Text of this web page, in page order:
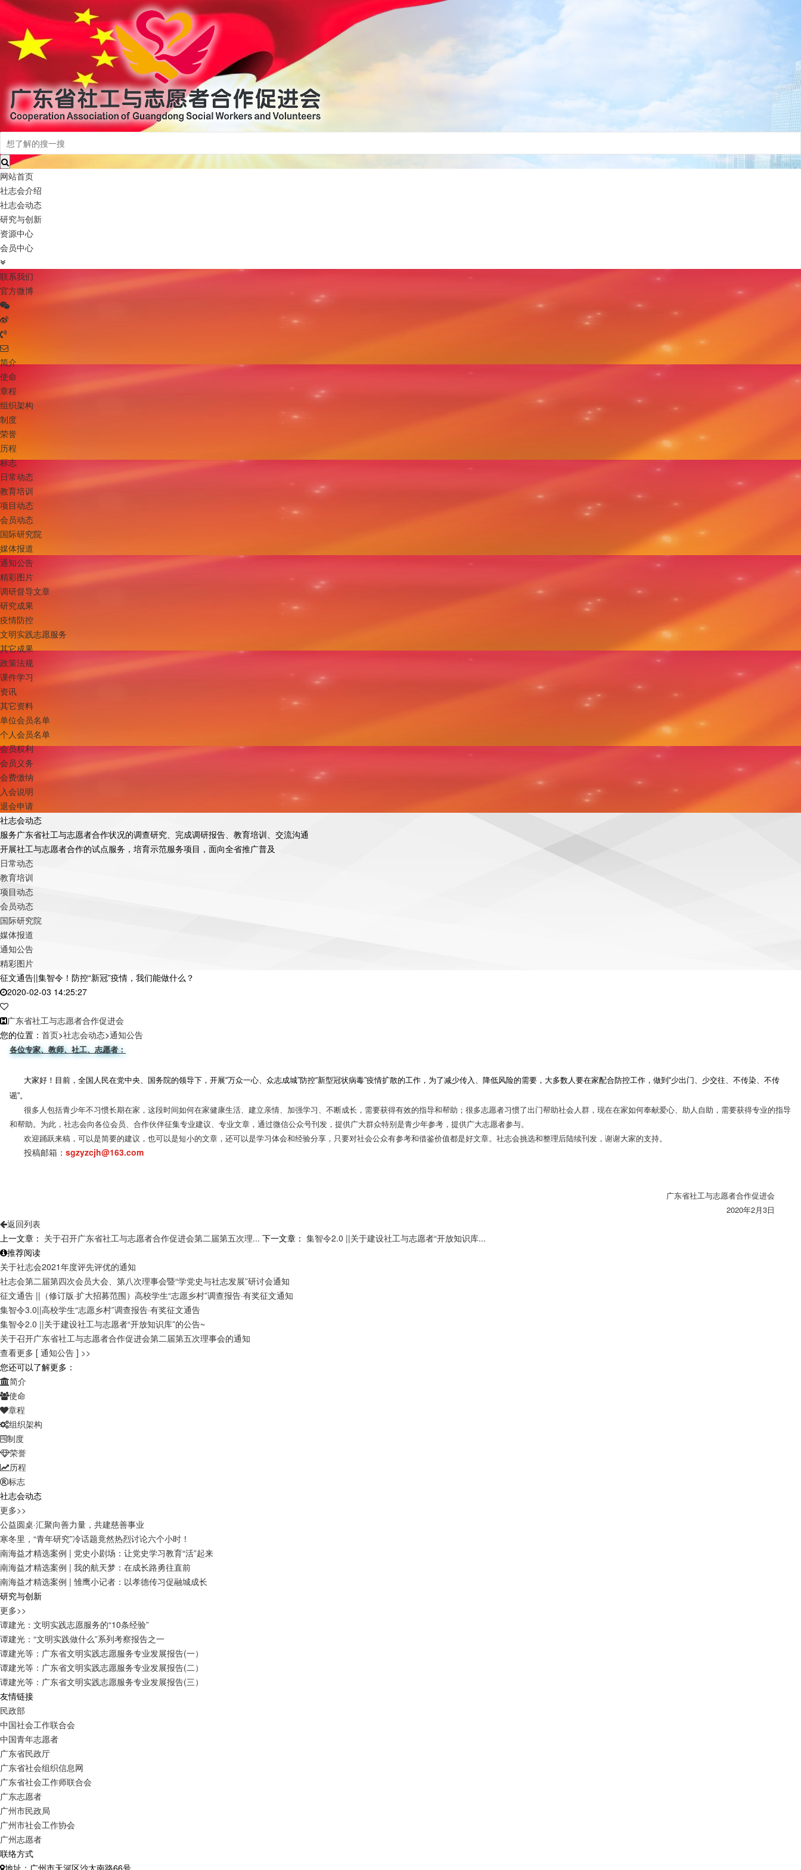
网站首页
社志会介绍
社志会动态
研究与创新
资源中心
会员中心
联系我们
官方微博
简介
使命
章程
组织架构
制度
荣誉
历程
标志
日常动态
教育培训
项目动态
会员动态
国际研究院
媒体报道
通知公告
精彩图片
调研督导文章
研究成果
疫情防控
文明实践志愿服务
其它成果
政策法规
课件学习
资讯
其它资料
单位会员名单
个人会员名单
会员权利
会员义务
会费缴纳
入会说明
退会申请
社志会动态
服务广东省社工与志愿者合作状况的调查研究、完成调研报告、教育培训、交流沟通
开展社工与志愿者合作的试点服务，培育示范服务项目，面向全省推广普及
日常动态
教育培训
项目动态
会员动态
国际研究院
媒体报道
通知公告
精彩图片
征文通告||集智令！防控“新冠”疫情，我们能做什么？
2020-02-03 14:25:27
广东省社工与志愿者合作促进会
您的位置： 首页>社志会动态>通知公告
各位专家、教师、社工、志愿者：
大家好！ 目前，全国人民在党中央、国务院的领导下，开展“万众一心、众志成城”防控“新型冠状病毒”疫情扩散的工作，为了减少传入、降低风险的需要，大多数人要在家配合防控工作，做到“少出门、少交往、不传染、不传
谣”。
很多人包括青少年不习惯长期在家，这段时间如何在家健康生活、建立亲情、加强学习、不断成长，需要获得有效的指导和帮助； 很多志愿者习惯了出门帮助社会人群，现在在家如何奉献爱心、助人自助，需要获得专业的指导
和帮助。 为此，社志会向各位会员、合作伙伴征集专业建议、专业文章，通过微信公众号刊发，提供广大群众特别是青少年参考，提供广大志愿者参与。
欢迎踊跃来稿，可以是简要的建议，也可以是短小的文章，还可以是学习体会和经验分享，只要对社会公众有参考和借鉴价值都是好文章。 社志会挑选和整理后陆续刊发，谢谢大家的支持。
投稿邮箱： sgzyzcjh@163.com
广东省社工与志愿者合作促进会
2020年2月3日
返回列表
上一文章： 关于召开广东省社工与志愿者合作促进会第二届第五次理... 下一文章： 集智令2.0 ||关于建设社工与志愿者“开放知识库...
推荐阅读
关于社志会2021年度评先评优的通知
社志会第二届第四次会员大会、第八次理事会暨“学党史与社志发展”研讨会通知
征文通告 ||（修订版·扩大招募范围）高校学生“志愿乡村”调查报告·有奖征文通知
集智令3.0||高校学生“志愿乡村”调查报告·有奖征文通告
集智令2.0 ||关于建设社工与志愿者“开放知识库”的公告~
关于召开广东省社工与志愿者合作促进会第二届第五次理事会的通知
查看更多 [ 通知公告 ] >>
您还可以了解更多：
简介
使命
章程
组织架构
制度
荣誉
历程
标志
社志会动态
更多>>
公益圆桌·汇聚向善力量，共建慈善事业
寒冬里，“青年研究”冷话题竟然热烈讨论六个小时！
南海益才精选案例 | 党史小剧场：让党史学习教育“活”起来
南海益才精选案例 | 我的航天梦：在成长路勇往直前
南海益才精选案例 | 雏鹰小记者：以孝德传习促融城成长
研究与创新
更多>>
谭建光：文明实践志愿服务的“10条经验”
谭建光：“文明实践做什么”系列考察报告之一
谭建光等：广东省文明实践志愿服务专业发展报告(一）
谭建光等：广东省文明实践志愿服务专业发展报告(二）
谭建光等：广东省文明实践志愿服务专业发展报告(三）
友情链接
民政部
中国社会工作联合会
中国青年志愿者
广东省民政厅
广东省社会组织信息网
广东省社会工作师联合会
广东志愿者
广州市民政局
广州市社会工作协会
广州志愿者
联络方式
地址：广州市天河区沙太南路66号